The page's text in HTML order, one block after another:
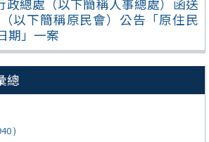
政總處（以下簡稱人事總處）函送
以下簡稱原民會）公告「原住民
期」一案
總
)